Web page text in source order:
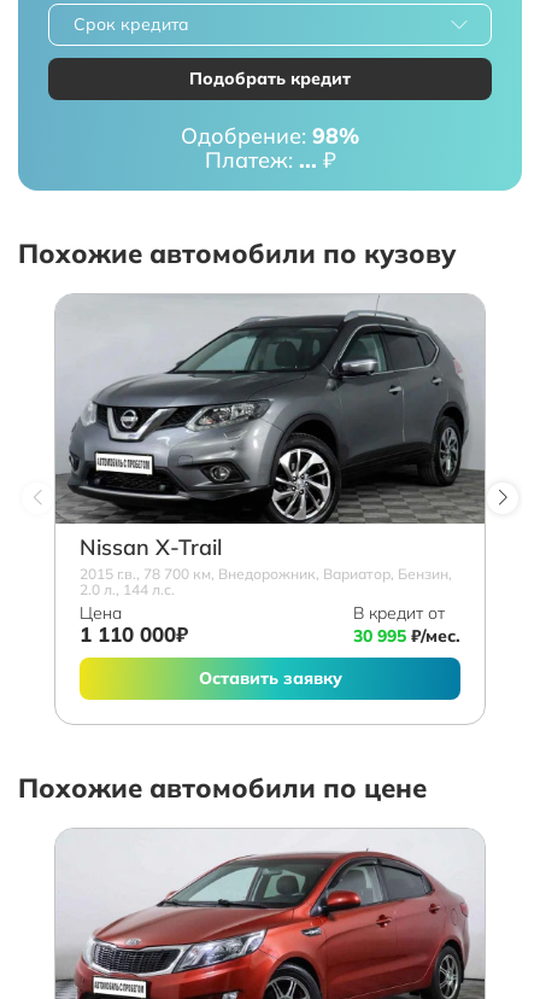
Срок кредита
Подобрать кредит
Одобрение: 98%
Платеж: ... ₽
Похожие автомобили по кузову
Nissan X-Trail
2015 г.в., 78 700 км, Внедорожник, Вариатор, Бензин,
2.0 л., 144 л.с.
Цена
1 110 000₽
В кредит от
30 995 ₽/мес.
Оставить заявку
Похожие автомобили по цене